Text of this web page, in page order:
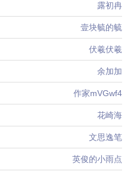
露初冉
壹块毓的毓
伏羲伏羲
余加加
作家mVGwf4
花崎海
文思逸笔
英俊的小雨点